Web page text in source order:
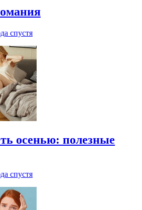
спустя
осенью: полезные
спустя